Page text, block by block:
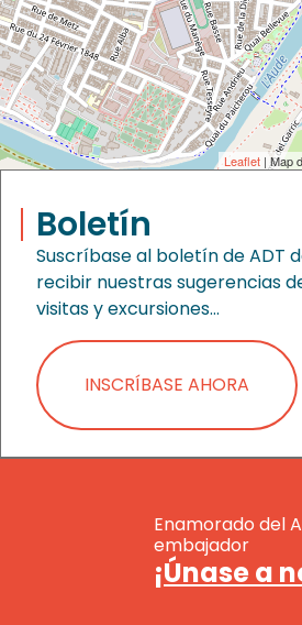
Leaflet | Map
Boletín
Suscríbase al boletín de ADT
recibir nuestras sugerencias
visitas y excursiones…
INSCRÍBASE AHORA
Enamorado del
embajador
¡Únase a